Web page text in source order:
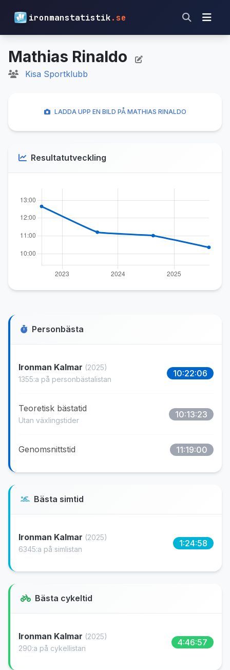
ironmanstatistik.se
Mathias Rinaldo
Kisa Sportklubb
Personbästa
Ironman Kalmar (2025)
1355:a på personbästalistan
10:22:06
Teoretisk bästatid
Utan växlingstider
10:13:23
Genomsnittstid 11:19:00
Bästa simtid
Ironman Kalmar (2025)
6345:a på simlistan
1:24:58
Bästa cykeltid
Ironman Kalmar (2025)
290:a på cykellistan
4:46:57
LADDA UPP EN BILD PÅ MATHIAS RINALDO
Resultatutveckling